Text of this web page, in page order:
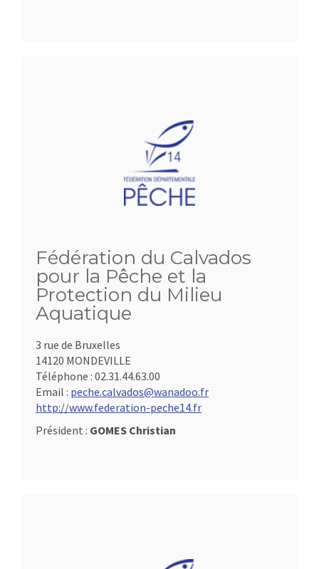
Fédération du Calvados
pour la Pêche et la
Protection du Milieu
Aquatique
3 rue de Bruxelles
14120 MONDEVILLE
Téléphone : 02.31.44.63.00
Email : peche.calvados@wanadoo.fr
http://www.federation-peche14.fr
Président : GOMES Christian